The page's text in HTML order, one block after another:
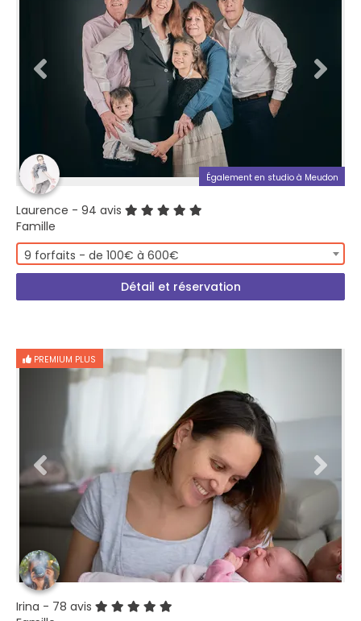
Également en studio à Meudon
Laurence - 94 avis
Famille
9 forfaits - de 100€ à 600€
Détail et réservation
PREMIUM PLUS
Irina - 78 avis